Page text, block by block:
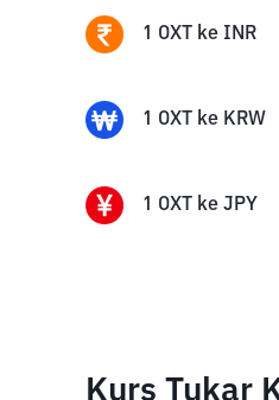
1 OXT ke INR
1 OXT ke KRW
1 OXT ke JPY
Kurs Tukar